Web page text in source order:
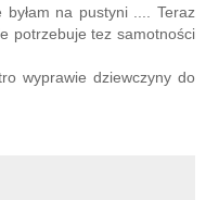
na pustyni .... Teraz
potrzebuje tez samotności
wyprawie dziewczyny do